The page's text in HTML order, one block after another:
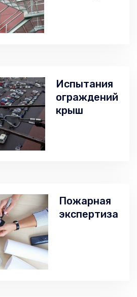
Испытания
ограждений
крыш
Пожарная
экспертиза